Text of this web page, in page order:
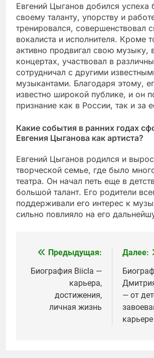
Евгений Цыганов добился успеха
своему таланту, упорству и
тренировался, совершенствовал
вокалиста и исполнителя. Кроме
активно продвигал свою музыку,
концертах, участвовал в
сотрудничал с другими
музыкантами. Благодаря этому,
известно широкой публике, и он
признание как в России, так и за
Какие события в ранних годах
Евгения Цыганова как артиста?
Евгений Цыганов родился и
творческой семье, где было
театра. Он начал петь еще в
большой талант. Его родители
поддерживали его интерес к
сильно повлияло на его
Навигация
по
записям
Предыдущая:
Биография Biicla —
карьера,
достижения,
личная жизнь
Далее:
— от
карьере